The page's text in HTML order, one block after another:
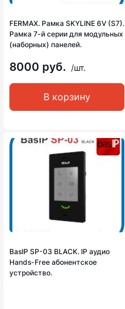
FERMAX. Рамка SKYLINE 6V (S7).
Рамка 7-й серии для модульных
(наборных) панелей.
8000 руб. /шт.
В корзину
BasIP SP-03 BLACK. IP аудио
Hands-Free абонентское
устройство.